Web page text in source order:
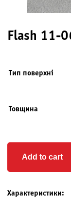
Flash 11-
Тип поверхні
Товщина
Add to cart
Характеристики: